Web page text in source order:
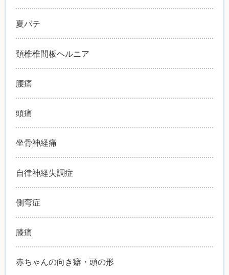
夏バテ
頚椎椎間板ヘルニア
腰痛
頭痛
坐骨神経痛
自律神経失調症
側弯症
膝痛
赤ちゃんの向き癖・頭の形